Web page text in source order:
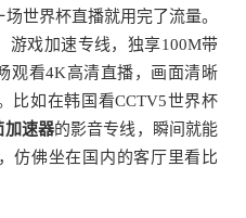
世界杯直播就用完了流量。
游戏加速专线，独享100M带
看4K高清直播，画面清晰
比如在韩国看CCTV5世界杯
加速器的影音专线，瞬间就能
仿佛坐在国内的客厅里看比